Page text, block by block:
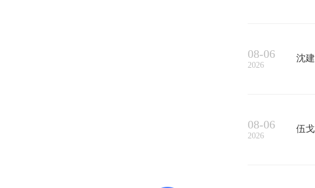
08-06
2026
08-06
2026
伍